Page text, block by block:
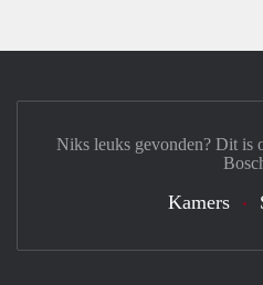
Niks leuks gevonden? Dit is
Kamers